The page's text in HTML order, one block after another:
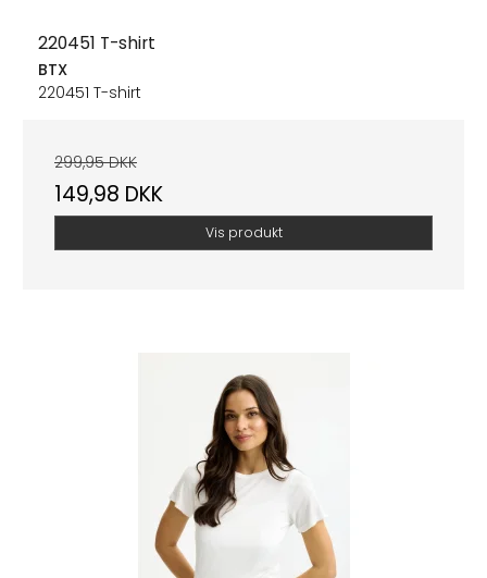
220451 T-shirt
BTX
220451 T-shirt
299,95 DKK
149,98 DKK
Vis produkt